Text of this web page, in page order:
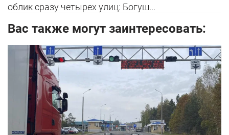
облик сразу четырех улиц: Богуш...
Вас также могут заинтересовать: